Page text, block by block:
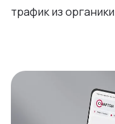
трафик из органики